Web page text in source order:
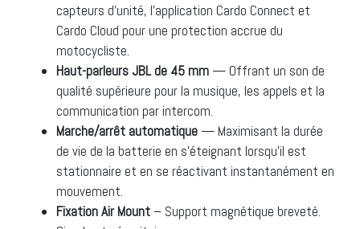
capteurs d’unité, l’application Cardo Connect et
Cardo Cloud pour une protection accrue du
motocycliste.
Haut-parleurs JBL de 45 mm — Offrant un son de
qualité supérieure pour la musique, les appels et la
communication par intercom.
Marche/arrêt automatique — Maximisant la durée
de vie de la batterie en s’éteignant lorsqu’il est
stationnaire et en se réactivant instantanément en
mouvement.
Fixation Air Mount – Support magnétique breveté.